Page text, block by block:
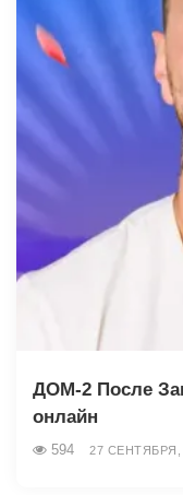
ДОМ-2 После
онлайн
594 27 СЕНТЯБРЯ,